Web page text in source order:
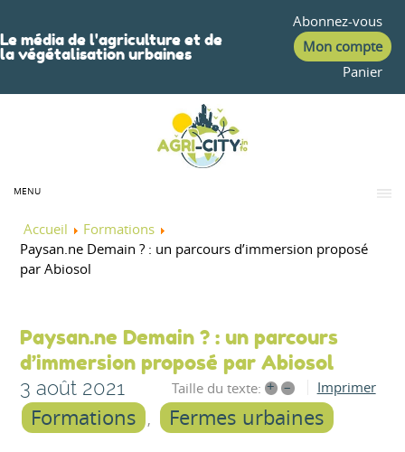
Le média de l'agriculture et de
la végétalisation urbaines
Abonnez-vous
Mon compte
Panier
MENU
Accueil
Formations
Paysan.ne Demain ? : un parcours d’immersion proposé
par Abiosol
Paysan.ne Demain ? : un parcours
d’immersion proposé par Abiosol
3 août 2021 Taille du texte: + – Imprimer
Formations Fermes urbaines